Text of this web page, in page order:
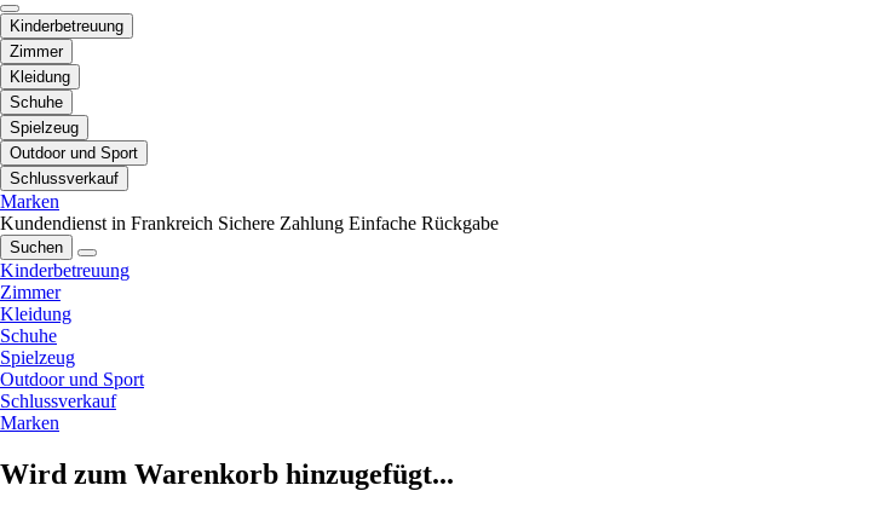
Kinderbetreuung
Zimmer
Kleidung
Schuhe
Spielzeug
Outdoor und Sport
Schlussverkauf
Marken
Kundendienst in Frankreich Sichere Zahlung Einfache Rückgabe
Suchen
Kinderbetreuung
Zimmer
Kleidung
Schuhe
Spielzeug
Outdoor und Sport
Schlussverkauf
Marken
Wird zum Warenkorb hinzugefügt...